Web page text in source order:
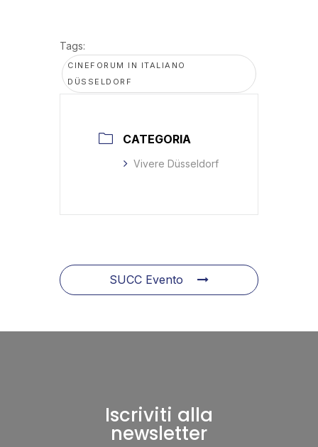
Tags:
CINEFORUM IN ITALIANO
DÜSSELDORF
CATEGORIA
Vivere Düsseldorf
SUCC Evento
Iscriviti alla
newsletter